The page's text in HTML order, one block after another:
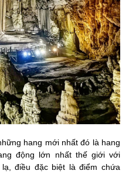
hang mới nhất đó là hang
động lớn nhất thế giới với
điều đặc biệt là điểm chứa